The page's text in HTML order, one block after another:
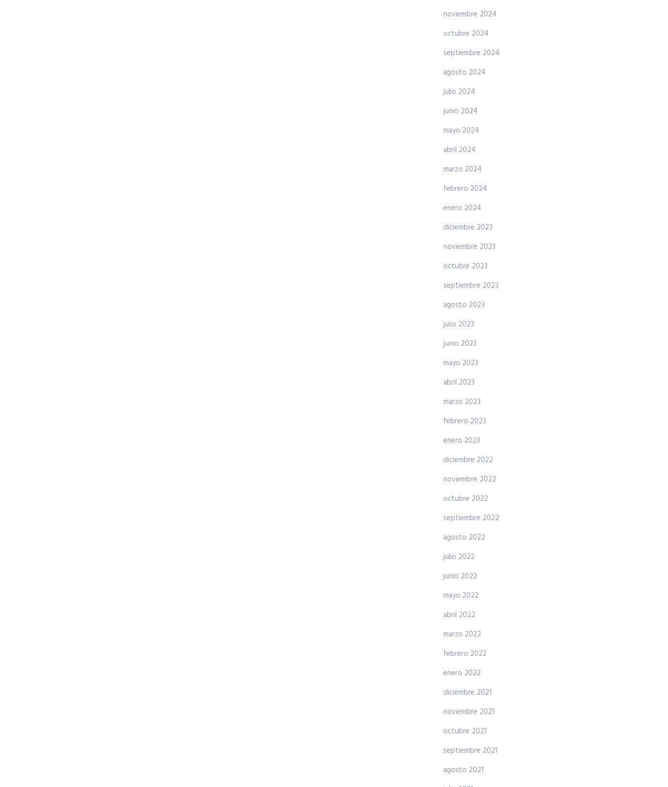
noviembre 2024
octubre 2024
septiembre 2024
agosto 2024
julio 2024
junio 2024
mayo 2024
abril 2024
marzo 2024
febrero 2024
enero 2024
diciembre 2023
noviembre 2023
octubre 2023
septiembre 2023
agosto 2023
julio 2023
junio 2023
mayo 2023
abril 2023
marzo 2023
febrero 2023
enero 2023
diciembre 2022
noviembre 2022
octubre 2022
septiembre 2022
agosto 2022
julio 2022
junio 2022
mayo 2022
abril 2022
marzo 2022
febrero 2022
enero 2022
diciembre 2021
noviembre 2021
octubre 2021
septiembre 2021
agosto 2021